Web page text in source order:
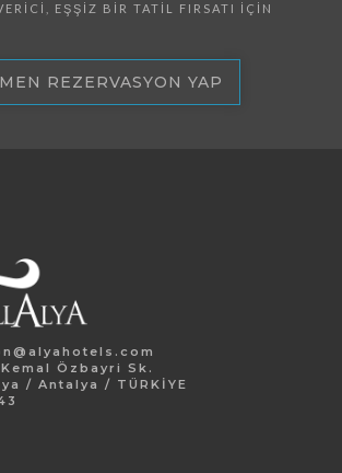
EŞŞIZ BIR TATIL FIRSATI İÇIN
REZERVASYON YAP
Özbayri Sk.
/ Antalya / TÜRKİYE